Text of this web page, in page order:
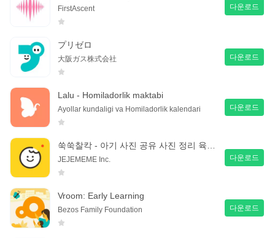
FirstAscent 다운로드
プリゼロ
大阪ガス株式会社 다운로드
Lalu - Homiladorlik maktabi
Ayollar kundaligi va Homiladorlik kalendari 다운로드
JEJEMEME Inc. 다운로드
Vroom: Early Learning
Bezos Family Foundation 다운로드